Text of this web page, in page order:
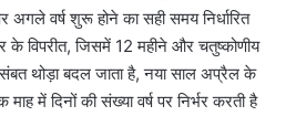
वर्ष शुरू होने का सही समय निर्धारित
के विपरीत, जिसमें 12 महीने और चतुष्कोणीय
संबत थोड़ा बदल जाता है, नया साल अप्रैल के
में दिनों की संख्या वर्ष पर निर्भर करती है